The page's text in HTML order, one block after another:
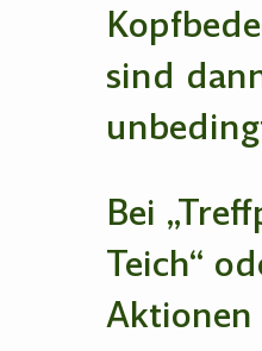
sind
Bei
Teich“
Aktionen